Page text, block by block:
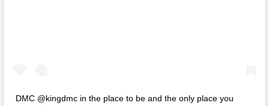
DMC @kingdmc in the place to be and the only place you